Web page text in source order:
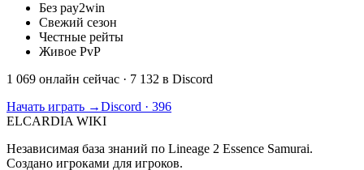
Без pay2win
Свежий сезон
Честные рейты
Живое PvP
1 069 онлайн сейчас · 7 132 в Discord
Начать играть →Discord · 396
ELCARDIA WIKI
Независимая база знаний по Lineage 2 Essence Samurai.
Создано игроками для игроков.